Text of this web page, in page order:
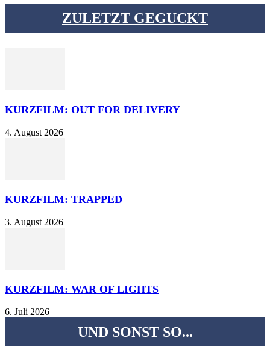
ZULETZT GEGUCKT
KURZFILM: OUT FOR DELIVERY
4. August 2026
KURZFILM: TRAPPED
3. August 2026
KURZFILM: WAR OF LIGHTS
6. Juli 2026
UND SONST SO...